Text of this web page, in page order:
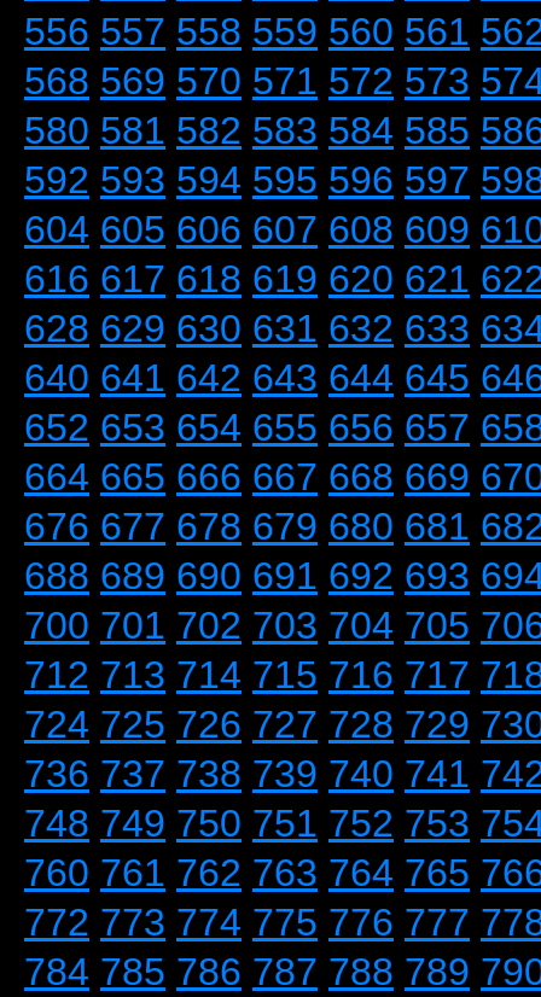
556 557 558 559 560 561
568 569 570 571 572 573
580 581 582 583 584 585
592 593 594 595 596 597
604 605 606 607 608 609
616 617 618 619 620 621
628 629 630 631 632 633
640 641 642 643 644 645
652 653 654 655 656 657
664 665 666 667 668 669
676 677 678 679 680 681
688 689 690 691 692 693
700 701 702 703 704 705
712 713 714 715 716 717
724 725 726 727 728 729
736 737 738 739 740 741
748 749 750 751 752 753
760 761 762 763 764 765
772 773 774 775 776 777
784 785 786 787 788 789